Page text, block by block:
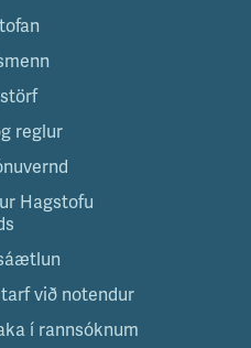
reglur
Hagstofu
við notendur
í rannsóknum